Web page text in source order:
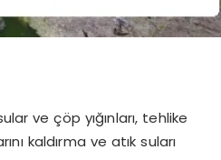
ve çöp yığınları, tehlike
kaldırma ve atık suları